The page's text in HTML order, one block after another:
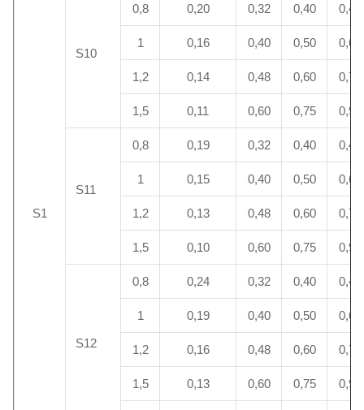
S1
S10
0,8 0,20 0,32 0,40 0,48
1 0,16 0,40 0,50 0,60
1,2 0,14 0,48 0,60 0,72
1,5 0,11 0,60 0,75 0,90
S11
0,8 0,19 0,32 0,40 0,48
1 0,15 0,40 0,50 0,60
1,2 0,13 0,48 0,60 0,72
1,5 0,10 0,60 0,75 0,90
S12
0,8 0,24 0,32 0,40 0,48
1 0,19 0,40 0,50 0,60
1,2 0,16 0,48 0,60 0,72
1,5 0,13 0,60 0,75 0,90